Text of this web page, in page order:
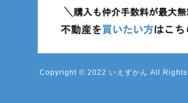
Copyright © 2022 いえずかん All